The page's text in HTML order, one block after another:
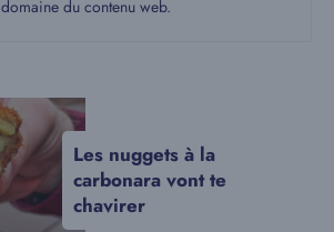
domaine du contenu web.
Les nuggets à la
carbonara vont te
chavirer